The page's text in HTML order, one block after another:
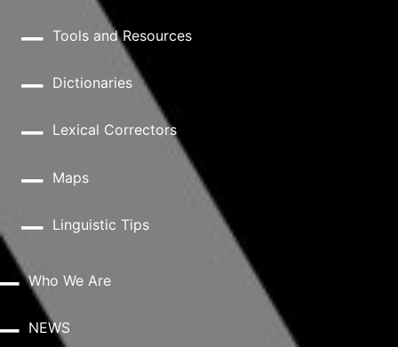
Tools and Resources
Dictionaries
Lexical Correctors
Maps
Linguistic Tips
Who We Are
NEWS